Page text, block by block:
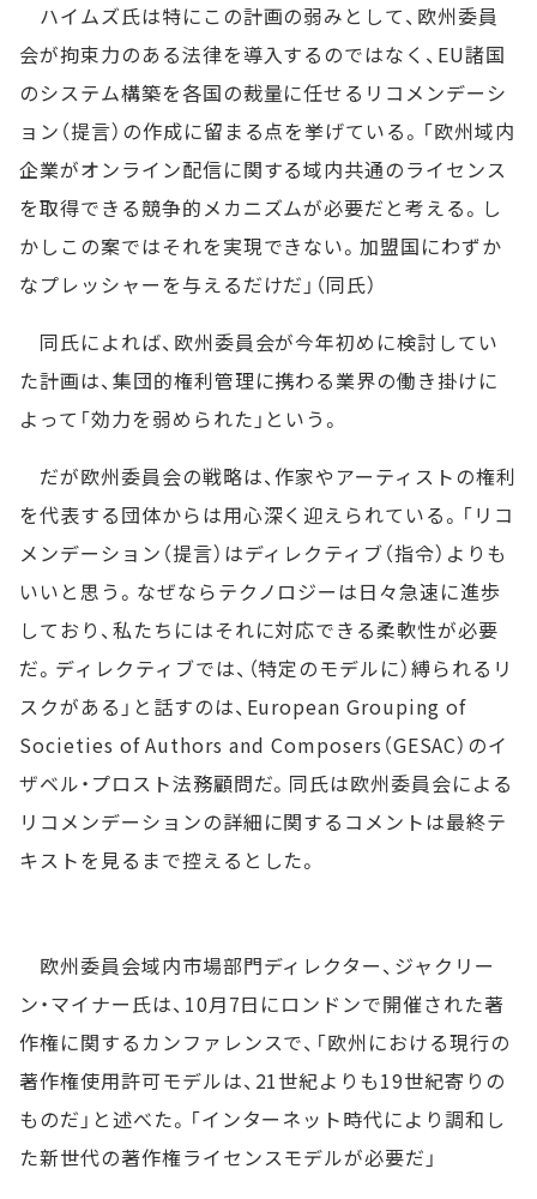
ハイムズ氏は特にこの計画の弱みとして、欧州委員
会が拘束力のある法律を導入するのではなく、EU諸国
のシステム構築を各国の裁量に任せるリコメンデーシ
ョン（提言）の作成に留まる点を挙げている。「欧州域内
企業がオンライン配信に関する域内共通のライセンス
を取得できる競争的メカニズムが必要だと考える。し
かしこの案ではそれを実現できない。加盟国にわずか
なプレッシャーを与えるだけだ」（同氏）
同氏によれば、欧州委員会が今年初めに検討してい
た計画は、集団的権利管理に携わる業界の働き掛けに
よって「効力を弱められた」という。
だが欧州委員会の戦略は、作家やアーティストの権利
を代表する団体からは用心深く迎えられている。「リコ
メンデーション（提言）はディレクティブ（指令）よりも
いいと思う。なぜならテクノロジーは日々急速に進歩
しており、私たちにはそれに対応できる柔軟性が必要
だ。ディレクティブでは、（特定のモデルに）縛られるリ
スクがある」と話すのは、European Grouping of
Societies of Authors and Composers（GESAC）のイ
ザベル・プロスト法務顧問だ。同氏は欧州委員会による
リコメンデーションの詳細に関するコメントは最終テ
キストを見るまで控えるとした。
欧州委員会域内市場部門ディレクター、ジャクリー
ン・マイナー氏は、10月7日にロンドンで開催された著
作権に関するカンファレンスで、「欧州における現行の
著作権使用許可モデルは、21世紀よりも19世紀寄りの
ものだ」と述べた。「インターネット時代により調和し
た新世代の著作権ライセンスモデルが必要だ」